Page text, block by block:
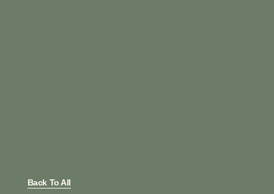
Back To All